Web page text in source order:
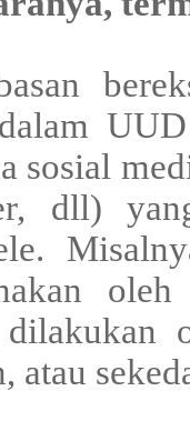
sosial
dll)
atau